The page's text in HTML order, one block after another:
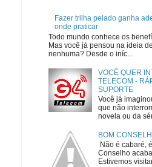
Fazer trilha pelado ganha
onde praticar
Todo mundo conhece os
Mas você já pensou na ideia
nenhuma? Desde o iníc...
VOCÊ QUER
TELECOM -
SUPORTE
Você já
que não
novela ou da
BOM
Não é cabaré,
Conselho
Estivemos